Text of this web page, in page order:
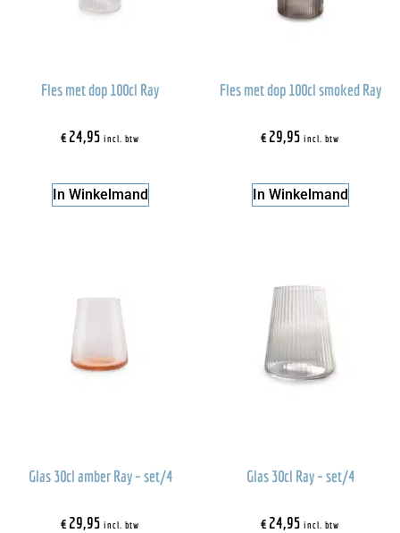
Fles met dop 100cl Ray
€24,95 incl. btw
In Winkelmand
Fles met dop 100cl smoked Ray
€29,95 incl. btw
In Winkelmand
Glas 30cl amber Ray – set/4
€29,95 incl. btw
Glas 30cl Ray – set/4
€24,95 incl. btw